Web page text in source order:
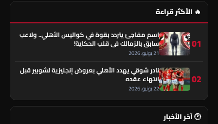
🔥 الأكثر قراءة
01
اسم مفاجئ يتردد بقوة في كواليس الأهلي.. ولاعب
سابق بالزمالك في قلب الحكاية!
21 يونيو، 2026
02
نادر شوقي يهدد الأهلي بعروض إنجليزية لشوبير قبل
انتهاء عقده
22 يونيو، 2026
🕐 آخر الأخبار